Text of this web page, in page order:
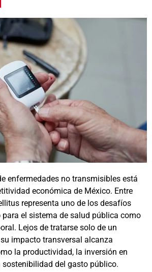
enfermedades no transmisibles está
económica de México. Entre
representa uno de los desafíos
el sistema de salud pública como
Lejos de tratarse solo de un
impacto transversal alcanza
la productividad, la inversión en
del gasto público.